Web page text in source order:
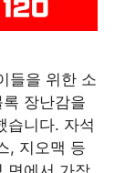
들을 위한 소
장난감을
습니다. 자석
, 지오맥 등